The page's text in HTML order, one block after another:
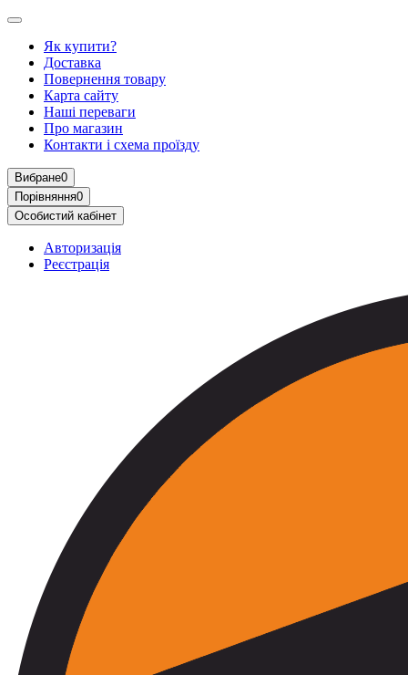
Як купити?
Доставка
Повернення товару
Карта сайту
Наші переваги
Про магазин
Контакти і схема проїзду
Вибране0
Порівняння0
Особистий кабінет
Авторизація
Реєстрація